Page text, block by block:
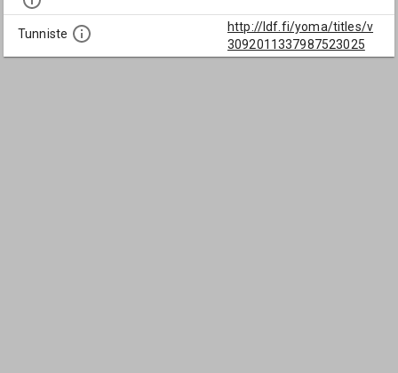
Tunniste
http://ldf.fi/yoma/titles/v
3092011337987523025